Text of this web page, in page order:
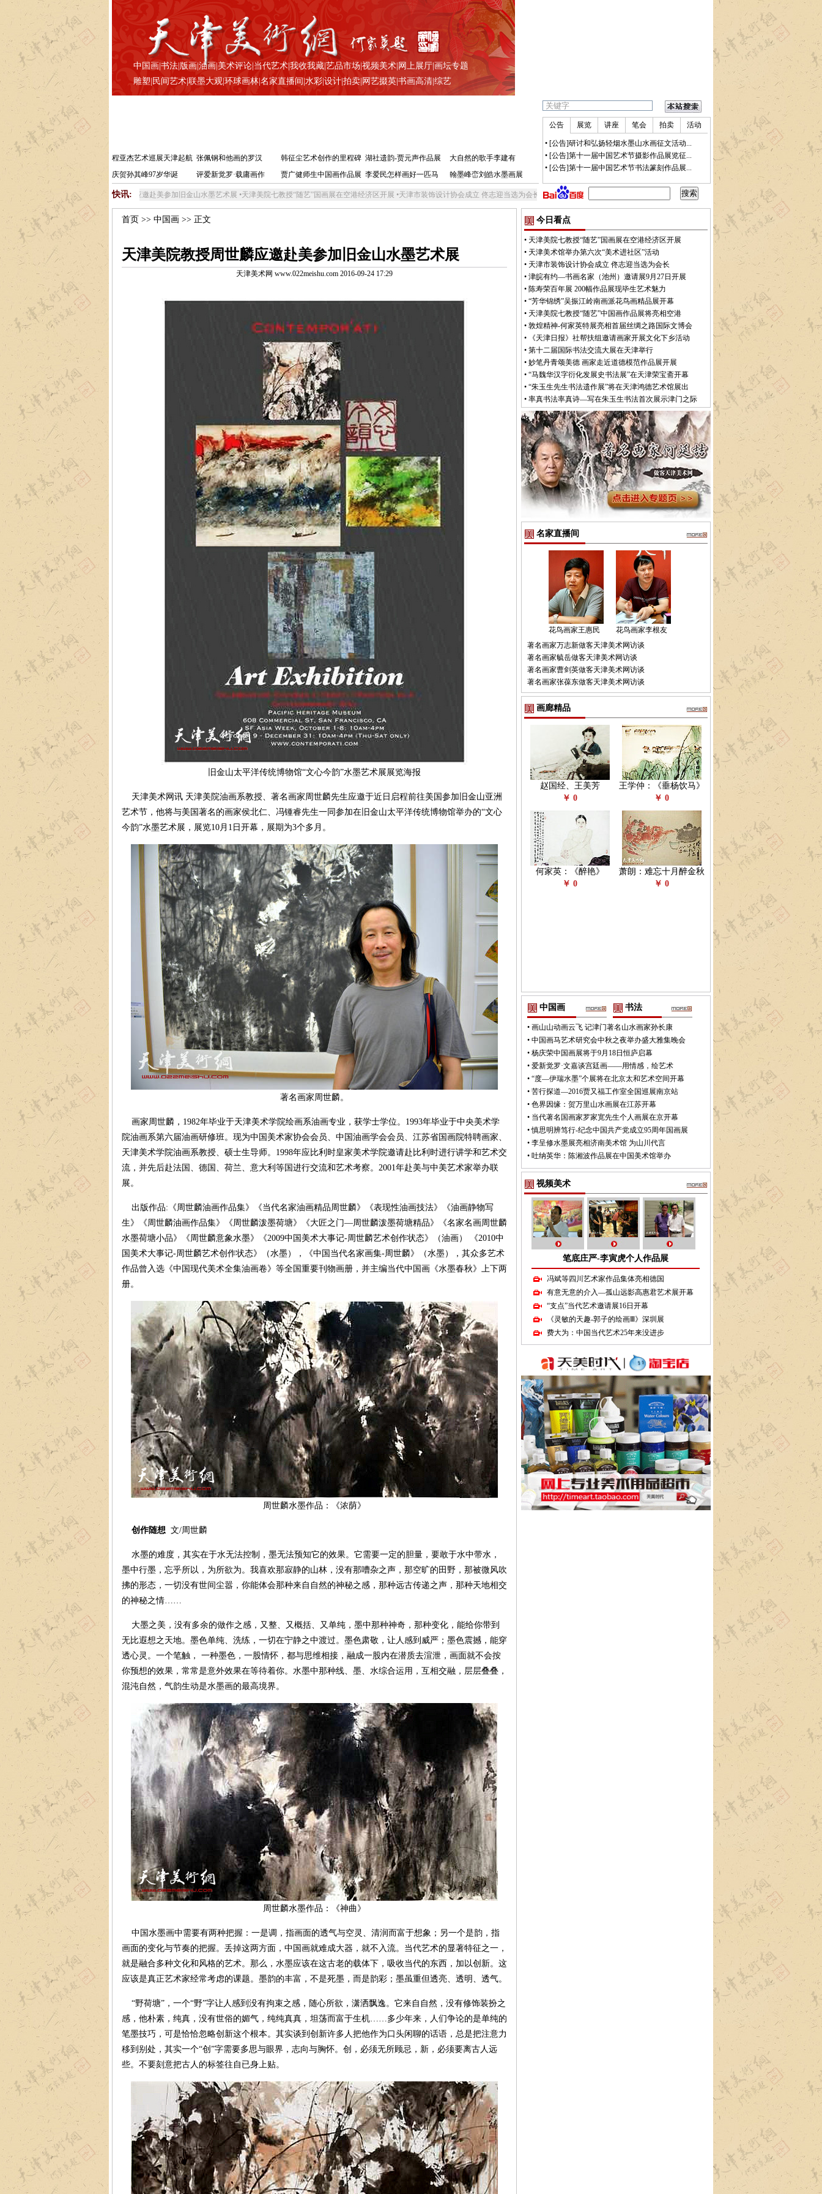
中国画 书法| 版画 油画 |美术评论| 当代艺术| 我收我藏| 艺品市场 视频美术| 网上展厅| 画坛专题
雕塑 民间艺术| 联墨大观| 环球画林| 名家直播间 水彩| 设计| 拍卖| 网艺掇英| 书画高清| 综艺
程亚杰艺术巡展天津起航 张佩钢和他画的罗汉 韩征尘艺术创作的里程碑 湖社遗韵-贾元声作品展
大自然的歌手李建有
庆贺孙其峰97岁华诞
评爱新觉罗·载庸画作 贾广健师生中国画作品展 李爱民怎样画好一匹马 翰墨峰峦刘皓水墨画展
快讯:
天津美院教授周世麟应邀赴美参加旧金山水墨艺术展 •天津美院七教授“随艺”国画展在空港经济区开展•天津市装饰设计协会成立 佟志迎当选为会长•津皖有约—书画名家（池州）邀请展9月27日开展 陈寿荣百年展 200幅作品展现毕生艺术魅力
公告 展览 讲座 笔会 拍卖 活动
• [公告]研讨和弘扬轻烟水墨山水画征文活动...
• [公告]第十一届中国艺术节摄影作品展览征...
• [公告]第十一届中国艺术节书法篆刻作品展...
首页 >> 中国画 >> 正文
天津美院教授周世麟应邀赴美参加旧金山水墨艺术展
天津美术网 www.022meishu.com 2016-09-24 17:29
旧金山太平洋传统博物馆“文心今韵”水墨艺术展展览海报
天津美术网讯 天津美院油画系教授、著名画家周世麟先生应邀于近日启程前往美国参加旧金山亚洲
艺术节，他将与美国著名的画家侯北仁、冯锺睿先生一同参加在旧金山太平洋传统博物馆举办的“文心
今韵”水墨艺术展，展览10月1日开幕，展期为3个多月。
著名画家周世麟。
画家周世麟，1982年毕业于天津美术学院绘画系油画专业，获学士学位。1993年毕业于中央美术学
院油画系第六届油画研修班。现为中国美术家协会会员、中国油画学会会员、江苏省国画院特聘画家、
天津美术学院油画系教授、硕士生导师。1998年应比利时皇家美术学院邀请赴比利时进行讲学和艺术交
流，并先后赴法国、德国、荷兰、意大利等国进行交流和艺术考察。2001年赴美与中美艺术家举办联
展。
出版作品:《周世麟油画作品集》《当代名家油画精品周世麟》《表现性油画技法》《油画静物写
生》《周世麟油画作品集》《周世麟泼墨荷塘》《大匠之门—周世麟泼墨荷塘精品》《名家名画周世麟
水墨荷塘小品》《周世麟意象水墨》《2009中国美术大事记-周世麟艺术创作状态》（油画） 《2010中
国美术大事记-周世麟艺术创作状态》（水墨），《中国当代名家画集-周世麟》（水墨），其众多艺术
作品曾入选《中国现代美术全集油画卷》等全国重要刊物画册，并主编当代中国画《水墨春秋》上下两
册。
周世麟水墨作品：《浓荫》
创作随想文/周世麟
水墨的难度，其实在于水无法控制，墨无法预知它的效果。它需要一定的胆量，要敢于水中带水，
墨中行墨，忘乎所以，为所欲为。我喜欢那寂静的山林，没有那嘈杂之声，那空旷的田野，那被微风吹
拂的形态，一切没有世间尘嚣，你能体会那种来自自然的神秘之感，那种远古传递之声，那种天地相交
的神秘之情……
大墨之美，没有多余的做作之感，又整、又概括、又单纯，墨中那种神奇，那种变化，能给你带到
无比遐想之天地。墨色单纯、洗练，一切在宁静之中渡过。墨色肃敬，让人感到威严；墨色震撼，能穿
透心灵。一个笔触， 一种墨色，一股情怀，都与思维相接，融成一股内在潜质去渲泄，画面就不会按
你预想的效果，常常是意外效果在等待着你。水墨中那种线、墨、水综合运用，互相交融，层层叠叠，
混沌自然，气韵生动是水墨画的最高境界。
周世麟水墨作品：《神曲》
中国水墨画中需要有两种把握：一是调，指画面的透气与空灵、清润而富于想象；另一个是韵，指
画面的变化与节奏的把握。丢掉这两方面，中国画就难成大器，就不入流。当代艺术的显著特征之一，
就是融合多种文化和风格的艺术。那么，水墨应该在这古老的载体下，吸收当代的东西，加以创新。这
应该是真正艺术家经常考虑的课题。墨韵的丰富，不是死墨，而是韵彩；墨虽重但透亮、透明、透气。
“野荷塘”，一个“野”字让人感到没有拘束之感，随心所欲，潇洒飘逸。它来自自然，没有修饰装扮之
感，他朴素，纯真，没有世俗的媚气，纯纯真真，坦荡而富于生机……多少年来，人们争论的是单纯的
笔墨技巧，可是恰恰忽略创新这个根本。其实谈到创新许多人把他作为口头闲聊的话语，总是把注意力
移到别处，其实一个“创”字需要多思与眼界，志向与胸怀。创，必须无所顾忌，新，必须要离古人远
些。不要刻意把古人的标签往自已身上贴。
今日看点
• 天津美院七教授“随艺”国画展在空港经济区开展
• 天津美术馆举办第六次“美术进社区”活动
• 天津市装饰设计协会成立 佟志迎当选为会长
• 津皖有约—书画名家（池州）邀请展9月27日开展
• 陈寿荣百年展 200幅作品展现毕生艺术魅力
• “芳华锦绣”吴振江岭南画派花鸟画精品展开幕
• 天津美院七教授“随艺”中国画作品展将亮相空港
• 敦煌精神-何家英特展亮相首届丝绸之路国际文博会
•
《天津日报》社帮扶组邀请画家开展文化下乡活动
• 第十二届国际书法交流大展在天津举行
• 妙笔丹青颂美德 画家走近道德模范作品展开展
• “马魏华汉字衍化发展史书法展”在天津荣宝斋开幕
• “朱玉生先生书法遗作展”将在天津鸿德艺术馆展出
• 率真书法率真诗—写在朱玉生书法首次展示津门之际
名家直播间
花鸟画家王惠民
花鸟画家李根友
著名画家万志新做客天津美术网访谈
著名画家毓岳做客天津美术网访谈
著名画家曹剑英做客天津美术网访谈
著名画家张葆东做客天津美术网访谈
画廊精品
赵国经、王美芳
￥ 0
王学仲：《垂杨饮马》
￥ 0
何家英：《醉艳》
￥ 0
萧朗：难忘十月醉金秋
￥ 0
中国画 书法
• 画山山动画云飞 记津门著名山水画家孙长康
• 中国画马艺术研究会中秋之夜举办盛大雅集晚会
• 杨庆荣中国画展将于9月18日恒庐启幕
• 爱新觉罗·文嘉谈宫廷画——用情感，绘艺术
• “度—伊瑞水墨”个展将在北京太和艺术空间开幕
• 苦行探道—2016贾又福工作室全国巡展南京站
• 色界因缘：贺万里山水画展在江苏开幕
• 当代著名国画家罗家宽先生个人画展在京开幕
•慎思明辨笃行-纪念中国共产党成立95周年国画展
• 李呈修水墨展亮相济南美术馆 为山川代言
• 吐纳英华：陈湘波作品展在中国美术馆举办
视频美术
笔底庄严-李寅虎个人作品展
冯斌等四川艺术家作品集体亮相德国
有意无意的介入—孤山远影高惠君艺术展开幕
“支点”当代艺术邀请展16日开幕
《灵敏的天趣-郭子的绘画Ⅲ》深圳展
费大为：中国当代艺术25年来没进步